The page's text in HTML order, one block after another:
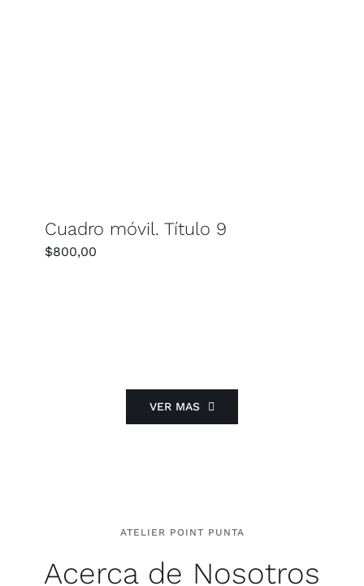
Cuadro móvil. Título 9
$800,00
VER MAS
ATELIER POINT PUNTA
Acerca de Nosotros